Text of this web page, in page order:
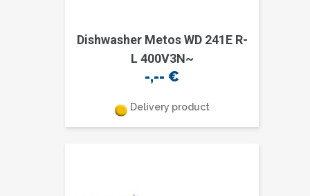
Dishwasher Metos WD 241E R-
L 400V3N~
-,-- €
Delivery product